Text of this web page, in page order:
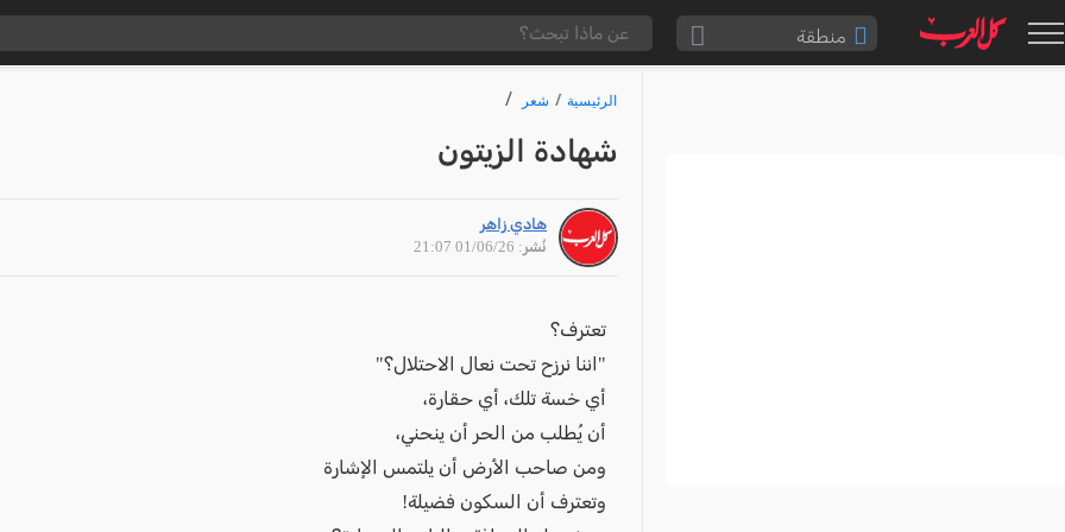
منطقة
الرئيسية شعر
شهادة الزيتون
هادي زاهر
نُشر: 01/06/26 21:07
تعترف؟
"اننا نرزح تحت نعال الاحتلال؟"
أي خسة تلك، أي حقارة،
أن يُطلب من الحر أن ينحني،
ومن صاحب الأرض أن يلتمس الإشارة
وتعترف أن السكون فضيلة!